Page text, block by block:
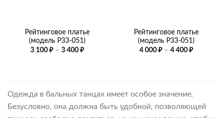
Рейтинговое платье
(модель Р33-051)
3 100 ₽ – 3 400 ₽Диапазон
Рейтинговое платье
(модель Р33-051)
4 000 ₽ – 4 400 ₽
Одежда в бальных танцах имеет особое значение.
Безусловно, она должна быть удобной, позволяющей